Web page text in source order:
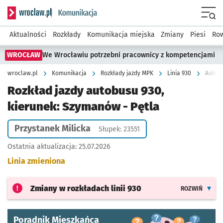
Serwis informacyjny wroclaw.pl podserwis: Komunikacja
Aktualności Rozkłady Komunikacja miejska Zmiany Piesi
WROCŁAW We Wrocławiu potrzebni pracownicy z kompetencjami
wroclaw.pl Komunikacja Rozkłady jazdy MPK Linia 930
Rozkład jazdy autobusu 930,
kierunek: Szymanów - Pętla
Przystanek Milicka Słupek: 23551
Ostatnia aktualizacja: 25.07.2026
Linia zmieniona
Zmiany w rozkładach linii 930 ROZWIŃ
Poradnik Mieszkańca